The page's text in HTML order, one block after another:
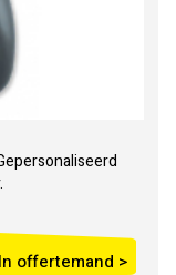
In offertemand >